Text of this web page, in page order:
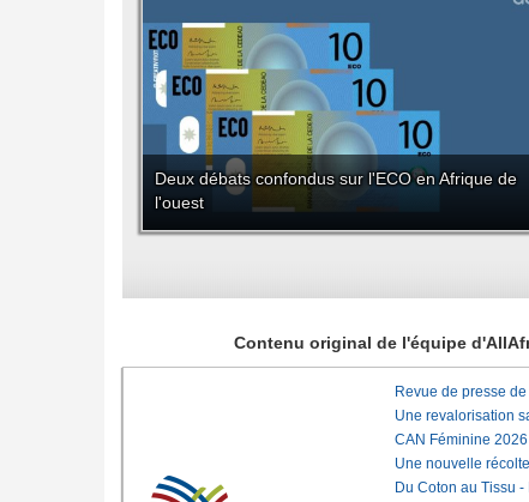
Deux débats confondus sur l'ECO en Afrique de
l'ouest
Contenu original de l'équipe
Revue de presse
Une revalorisation
CAN Féminine
Une nouvelle
Du Coton au Tissu